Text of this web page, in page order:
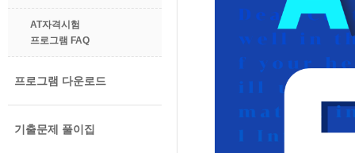
AT자격시험
프로그램 FAQ
프로그램 다운로드
기출문제 풀이집